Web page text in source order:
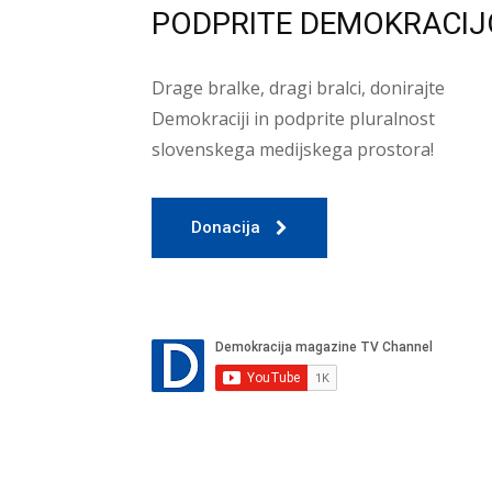
PODPRITE
Drage bralke, dragi bralci, donirajte
Demokraciji in podprite pluralnost
slovenskega medijskega prostora!
Donacija